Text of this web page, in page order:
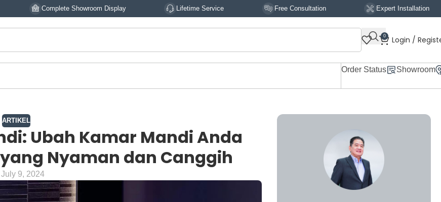
Showroom Display Lifetime Service Free Consultation Expert Installation
0 Login /
Order Status Showroom
ARTIKEL
Ubah Kamar Mandi Anda
Nyaman dan Canggih
July 9, 2024